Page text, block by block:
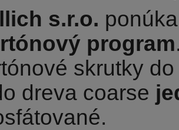
s.r.o.
program
skrutky
dreva coarse